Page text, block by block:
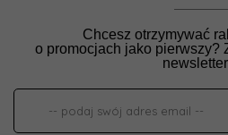
Chcesz otrzymywać
o promocjach jako pierwszy?